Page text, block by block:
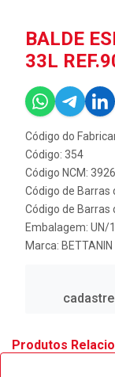
BALDE
33L
Código do
Código: 354
Código NCM:
Código de Barras
Código de Barras
Embalagem: UN/1
Marca: BETTANIN
Produtos